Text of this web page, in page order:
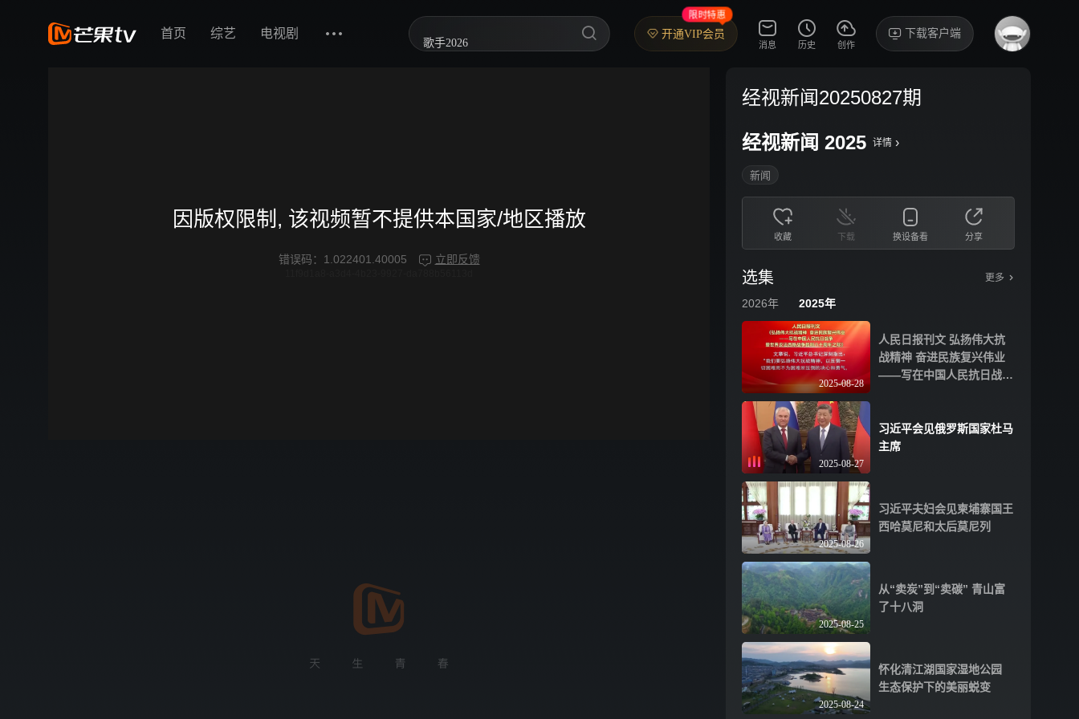
首页 综艺 电视剧
妻子的浪漫旅行2026
开通VIP会员
限时特惠
消息 历史 创作
下载客户端
因版权限制, 该视频暂不提供本国家/地区播放
错误码： 1.022401.40005 立即反馈
经视新闻20250827期
经视新闻 2025 详情 ›
新闻
收藏 下载 换设备看 分享
选集 更多
2026年 2025年
2025-08-28
人民日报刊文 弘扬伟大抗
战精神 奋进民族复兴伟业
——写在中国人民抗日战争
2025-08-27
习近平会见俄罗斯国家杜马
主席
2025-08-26
习近平夫妇会见柬埔寨国王
西哈莫尼和太后莫尼列
2025-08-25
从“卖炭”到“卖碳” 青山富
了十八洞
2025-08-24
怀化清江湖国家湿地公园
生态保护下的美丽蜕变